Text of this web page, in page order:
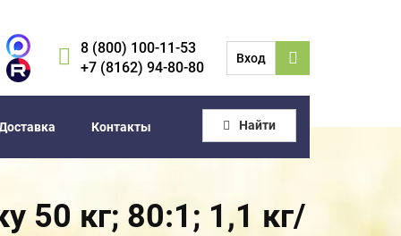
8 (800) 100-11-53
+7 (8162) 94-80-80
Вход
Контакты Найти
50 кг; 80:1; 1,1 кг/